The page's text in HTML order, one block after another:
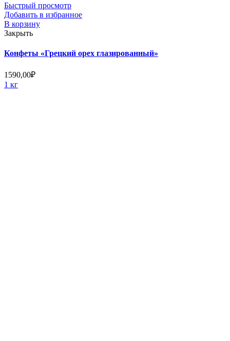
Быстрый просмотр
Добавить в избранное
В корзину
Закрыть
Конфеты «Грецкий орех глазированный»
1590,00₽
1 кг